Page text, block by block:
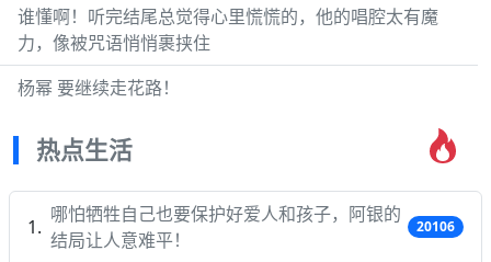
谁懂啊！听完结尾总觉得心里慌慌的，他的唱腔太有魔
力，像被咒语悄悄裹挟住
杨幂 要继续走花路！
热点生活
哪怕牺牲自己也要保护好爱人和孩子，阿银的
结局让人意难平！
20106